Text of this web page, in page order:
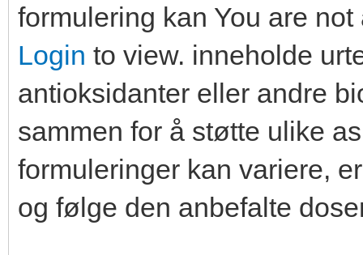
formulering kan You are
Login to view. inneholde
antioksidanter eller andre
sammen for å støtte ulike
formuleringer kan variere,
og følge den anbefalte